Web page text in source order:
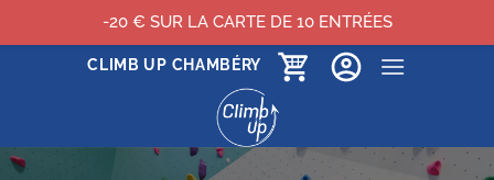
CLIMB UP CHAMBÉRY
-20 € SUR LA CARTE DE 10 ENTRÉES